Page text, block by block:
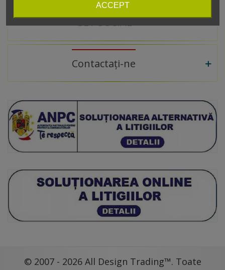
ACCEPT
GET SOCIAL
Contactați-ne
© 2007 - 2026 All Design Trading™. Toate